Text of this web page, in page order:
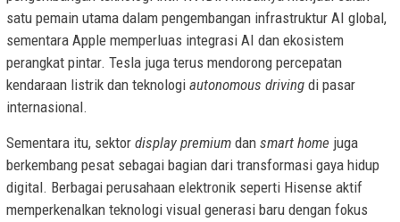
satu pemain utama dalam pengembangan infrastruktur AI global,
sementara Apple memperluas integrasi AI dan ekosistem
perangkat pintar. Tesla juga terus mendorong percepatan
kendaraan listrik dan teknologi autonomous driving di pasar
internasional.
Sementara itu, sektor display premium dan smart home juga
berkembang pesat sebagai bagian dari transformasi gaya hidup
digital. Berbagai perusahaan elektronik seperti Hisense aktif
memperkenalkan teknologi visual generasi baru dengan fokus